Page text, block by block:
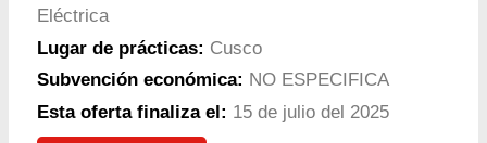
Eléctrica
Lugar de prácticas: Cusco
Subvención económica: NO ESPECIFICA
Esta oferta finaliza el: 15 de julio del 2025